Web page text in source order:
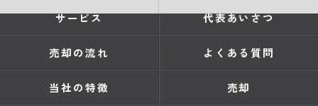
サービス 代表あいさつ
売却の流れ よくある質問
当社の特徴 売却